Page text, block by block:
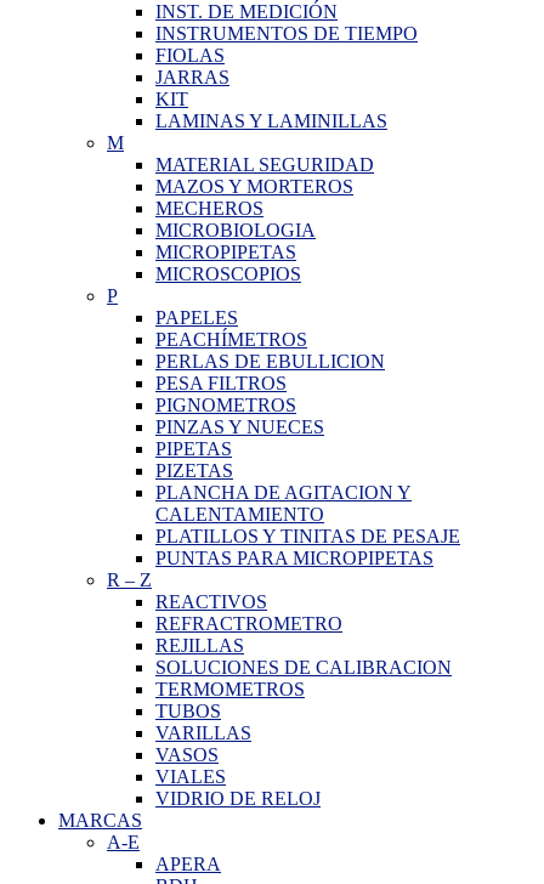
INST. DE MEDICIÓN
INSTRUMENTOS DE TIEMPO
FIOLAS
JARRAS
KIT
LAMINAS Y LAMINILLAS
M
MATERIAL SEGURIDAD
MAZOS Y MORTEROS
MECHEROS
MICROBIOLOGIA
MICROPIPETAS
MICROSCOPIOS
P
PAPELES
PEACHÍMETROS
PERLAS DE EBULLICION
PESA FILTROS
PIGNOMETROS
PINZAS Y NUECES
PIPETAS
PIZETAS
PLANCHA DE AGITACION Y
CALENTAMIENTO
PLATILLOS Y TINITAS DE PESAJE
PUNTAS PARA MICROPIPETAS
R – Z
REACTIVOS
REFRACTROMETRO
REJILLAS
SOLUCIONES DE CALIBRACION
TERMOMETROS
TUBOS
VARILLAS
VASOS
VIALES
VIDRIO DE RELOJ
MARCAS
A-E
APERA